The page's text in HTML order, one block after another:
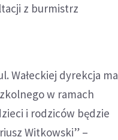
z burmistrz
Wałeckiej dyrekcja ma
w ramach
i rodziców będzie
Witkowski” –